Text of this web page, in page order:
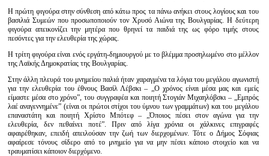
Η πρώτη φιγούρα στην σύνθεση από κάτω προς τα πάνω ανήκει στους λογίους και του
βασιλιά Συμεών που προσωποποιούν τον Χρυσό Αιώνα της Βουλγαρίας. Η δεύτερη
φιγούρα απεικονίζει την μητέρα που θρηνεί τα παιδιά της ως φόρο τιμής στους
πεσόντες για την ελευθερία της χώρας.
Η τρίτη φιγούρα είναι ενός εργάτη-δημιουργού με το βλέμμα προσηλωμένο στο μέλλον
της Λαϊκής Δημοκρατίας της Βουλγαρίας.
Στην άλλη πλευρά του μνημείου παλιά ήταν χαραγμένα τα λόγια του μεγάλου αγωνιστή
για την ελευθερία του έθνους Βασίλ Λέβσκι – „Ο χρόνος είναι μέσα μας και εμείς
είμαστε μέσα στο χρόνο”, του συγγραφέα και ποιητή Στογιάν Μιχαηλόβσκι – „Εμπρός
λαέ αναγεννημένε” (είναι οι πρώτοι στίχοι του ύμνου των γραμμάτων) και του μεγάλου
επαναστάτη και ποιητή Χρίστο Μπότεφ – „Όποιος πέσει στον αγώνα για την
ελευθερία, δεν πεθαίνει ποτέ”. Πριν από λίγα χρόνια οι χάλκινες επιγραφές
αφαιρέθηκαν, επειδή απειλούσαν την ζωή των διερχομένων. Τότε ο Δήμος Σόφιας
αφαίρεσε τόνους σίδερο από το μνημείο για να μην πέσει κάποιο στοιχείο και να
τραυματίσει κάποιον διερχόμενο.